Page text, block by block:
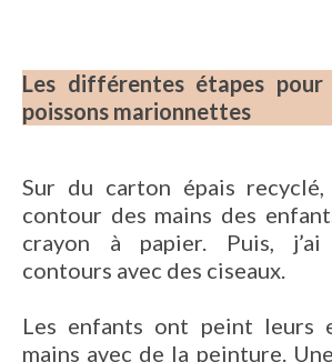
Les différentes étapes
poissons marionnettes
Sur du carton épais
contour des mains des
crayon à papier. Puis,
contours avec des ciseaux.
Les enfants ont peint leurs
mains avec de la peinture.